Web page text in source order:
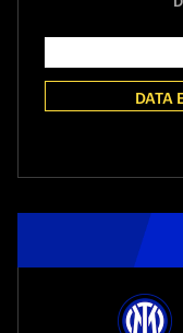
DATA